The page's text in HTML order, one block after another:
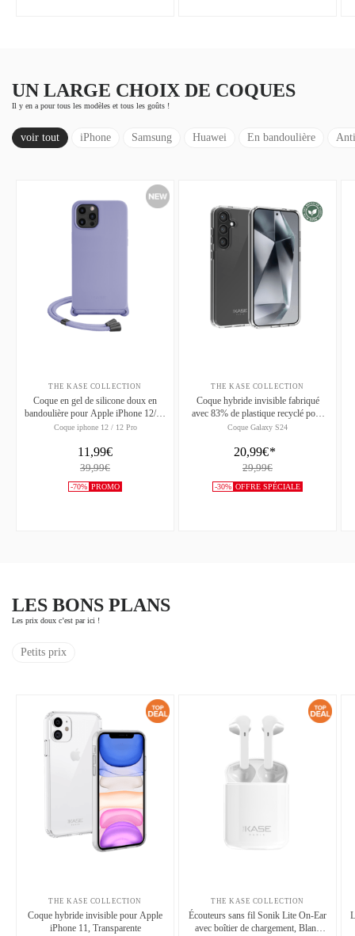
UN LARGE CHOIX DE COQUES
Il y en a pour tous les modèles et tous les goûts !
voir tout iPhone Samsung Huawei En bandoulière
THE KASE COLLECTION
Coque en gel de silicone doux en
bandoulière pour Apple iPhone 12/12
Pro, Violet
Coque iphone 12 / 12 Pro
11,99€
39,99€
-70% PROMO
THE KASE COLLECTION
Coque hybride invisible fabriqué
avec 83% de plastique recyclé pour
Samsung Galaxy S24 5G,
Coque Galaxy S24
20,99€*
29,99€
-30% OFFRE SPÉCIALE
LES BONS PLANS
Les prix doux c’est par ici !
Petits prix
THE KASE COLLECTION
Coque hybride invisible pour Apple
iPhone 11, Transparente
THE KASE COLLECTION
Écouteurs sans fil Sonik Lite On-Ear
avec boîtier de chargement, Blanc